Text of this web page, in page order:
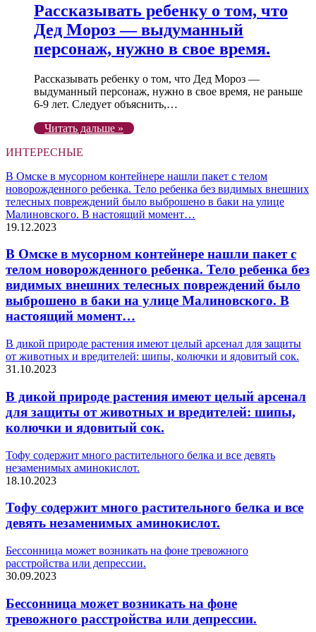
Рассказывать ребенку о том, что
Дед Мороз — выдуманный
персонаж, нужно в свое время.
Рассказывать ребенку о том, что Дед Мороз —
выдуманный персонаж, нужно в свое время, не раньше
6-9 лет. Следует объяснить,…
Читать дальше »
ИНТЕРЕСНЫЕ
В Омске в мусорном контейнере нашли пакет с телом
новорожденного ребенка. Тело ребенка без видимых внешних
телесных повреждений было выброшено в баки на улице
Малиновского. В настоящий момент…
19.12.2023
В Омске в мусорном контейнере нашли пакет с
телом новорожденного ребенка. Тело ребенка без
видимых внешних телесных повреждений было
выброшено в баки на улице Малиновского. В
настоящий момент…
В дикой природе растения имеют целый арсенал для защиты
от животных и вредителей: шипы, колючки и ядовитый сок.
31.10.2023
В дикой природе растения имеют целый арсенал
для защиты от животных и вредителей: шипы,
колючки и ядовитый сок.
Тофу содержит много растительного белка и все девять
незаменимых аминокислот.
18.10.2023
Тофу содержит много растительного белка и все
девять незаменимых аминокислот.
Бессонница может возникать на фоне тревожного
расстройства или депрессии.
30.09.2023
Бессонница может возникать на фоне
тревожного расстройства или депрессии.